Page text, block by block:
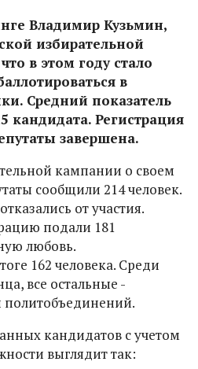
Владимир Кузьмин,
избирательной
в этом году стало
в
Средний показатель
кандидата. Регистрация
завершена.
кампании о своем
сообщили 214 человек.
от участия.
подали 181
любовь.
162 человека. Среди
все остальные -
политобъединений.
кандидатов с учетом
выглядит так: